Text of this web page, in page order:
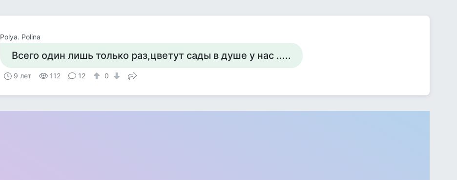
Polya. Polina
Всего один лишь только раз,цветут сады в душе у нас .....
9 лет 112 12 0